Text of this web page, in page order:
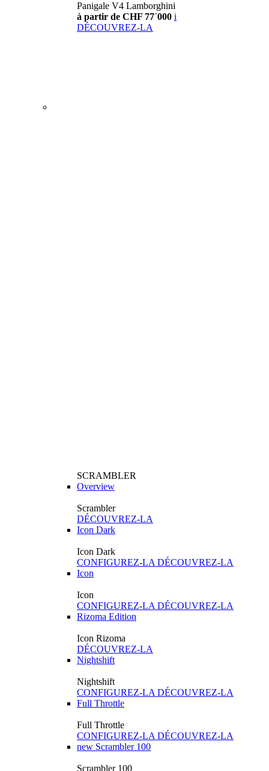
Panigale V4 Lamborghini
à partir de CHF 77´000 i
DÉCOUVREZ-LA
SCRAMBLER
Overview
Scrambler
DÉCOUVREZ-LA
Icon Dark
Icon Dark
CONFIGUREZ-LA DÉCOUVREZ-LA
Icon
Icon
CONFIGUREZ-LA DÉCOUVREZ-LA
Rizoma Edition
Icon Rizoma
DÉCOUVREZ-LA
Nightshift
Nightshift
CONFIGUREZ-LA DÉCOUVREZ-LA
Full Throttle
Full Throttle
CONFIGUREZ-LA DÉCOUVREZ-LA
new Scrambler 100
Scrambler 100